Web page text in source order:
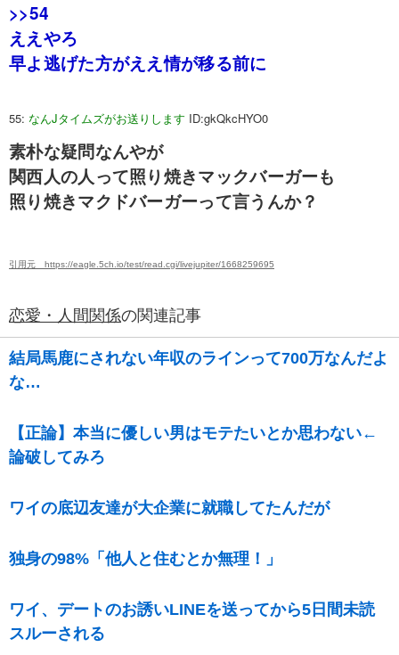
>>54
ええやろ
早よ逃げた方がええ情が移る前に
55: なんJタイムズがお送りします ID:gkQkcHYO0
素朴な疑問なんやが
関西人の人って照り焼きマックバーガーも
照り焼きマクドバーガーって言うんか？
引用元 https://eagle.5ch.io/test/read.cgi/livejupiter/1668259695
恋愛・人間関係の関連記事
結局馬鹿にされない年収のラインって700万なんだよ
な…
【正論】本当に優しい男はモテたいとか思わない←
論破してみろ
ワイの底辺友達が大企業に就職してたんだが
独身の98%「他人と住むとか無理！」
ワイ、デートのお誘いLINEを送ってから5日間未読
スルーされる